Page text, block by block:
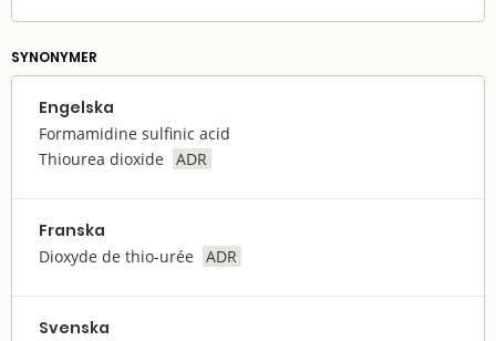
SYNONYMER
Engelska
Formamidine sulfinic acid
Thiourea dioxide
ADR
Franska
Dioxyde de thio-urée ADR
Svenska